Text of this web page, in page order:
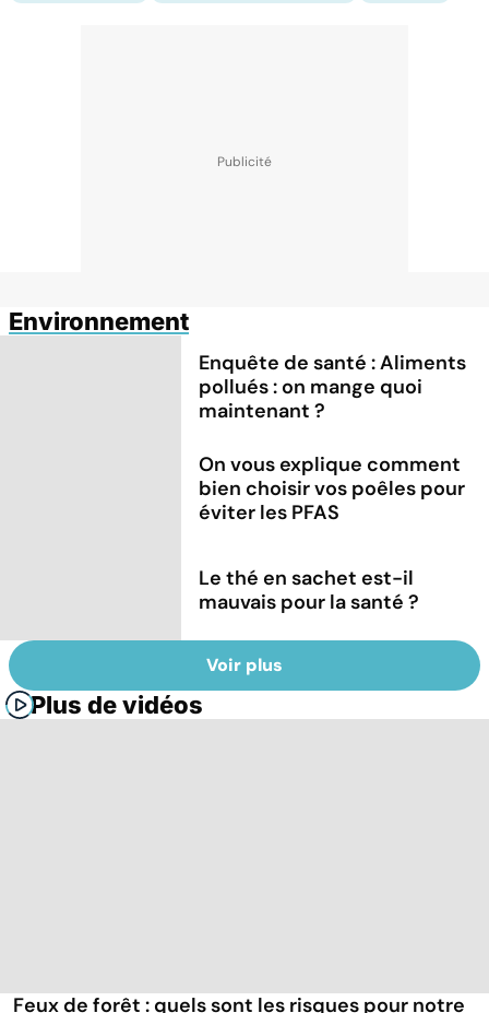
Environnement
Enquête de santé : Aliments
pollués : on mange quoi
maintenant ?
On vous explique comment
bien choisir vos poêles pour
éviter les PFAS
Le thé en sachet est-il
mauvais pour la santé ?
Voir plus
Plus de vidéos
Feux de forêt : quels sont les risques pour notre